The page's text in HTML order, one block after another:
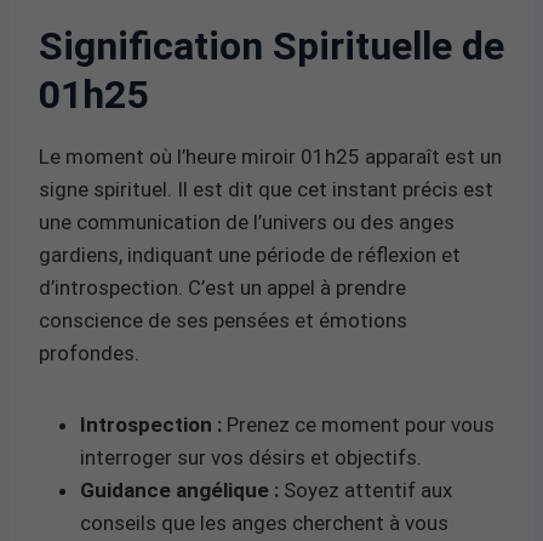
Signification Spirituelle de
01h25
Le moment où l’heure miroir 01h25 apparaît est un
signe spirituel. Il est dit que cet instant précis est
une communication de l’univers ou des anges
gardiens, indiquant une période de réflexion et
d’introspection. C’est un appel à prendre
conscience de ses pensées et émotions
profondes.
Introspection : Prenez ce moment pour vous
interroger sur vos désirs et objectifs.
Guidance angélique : Soyez attentif aux
conseils que les anges cherchent à vous